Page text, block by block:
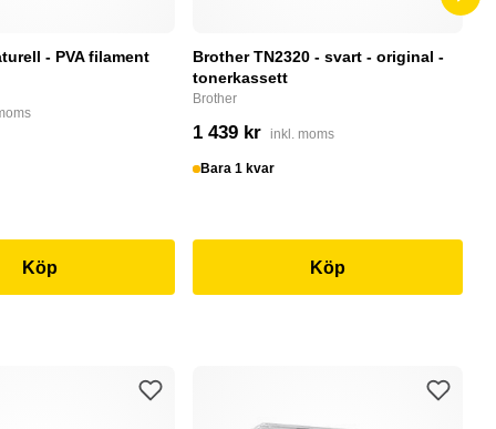
- PVA filament
Köp
Brother TN2320 - svart - original -
tonerkassett
Brother
1 439 kr inkl. moms
Bara 1 kvar
Köp